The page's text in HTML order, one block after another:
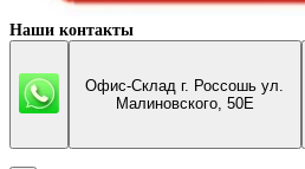
Наши контакты
Офис-Склад г. Россошь ул.
Малиновского, 50Е